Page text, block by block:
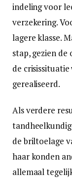
indeling voor
verzekering.
lagere klasse.
stap, gezien de
de
gerealiseerd.
Als verdere
de briltoelage
haar konden
allemaal